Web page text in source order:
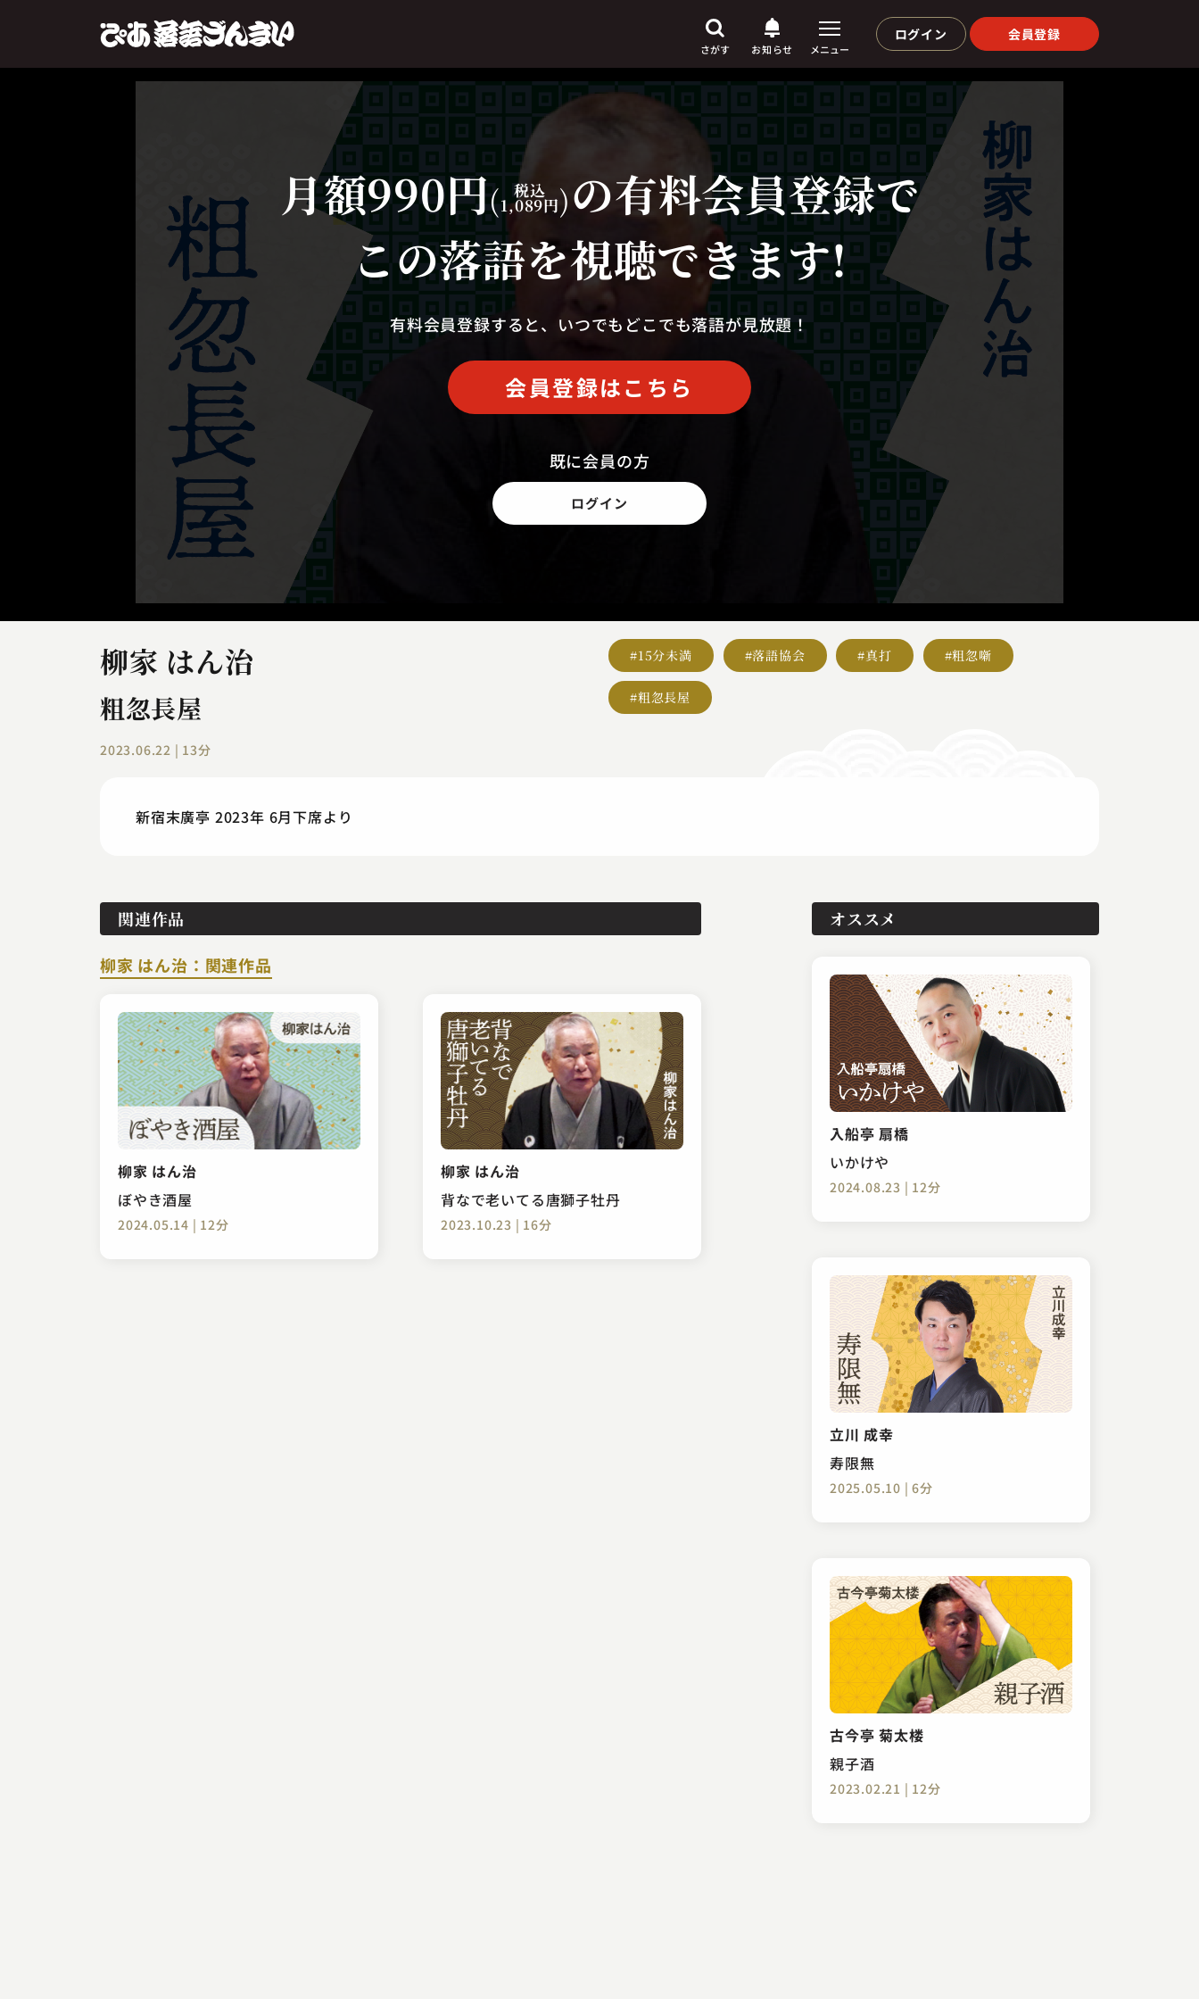
さがす
芸人からさがす
演目
上演時間からさがす
お知らせ メニュー
ログイン 会員登録
月額990円( 税込
1,089円)の有料会員登録で
この落語を視聴できます!
有料会員登録すると、いつでもどこでも落語が見放題！
会員登録はこちら
既に会員の方
ログイン
柳家 はん治
粗忽長屋
2023.06.22 | 13分
#15分未満 #落語協会 #真打 #粗忽噺
#粗忽長屋
新宿末廣亭 2023年 6月下席より
関連作品
柳家 はん治：関連作品
柳家 はん治
ぼやき酒屋
2024.05.14 | 12分
柳家 はん治
背なで老いてる唐獅子牡丹
2023.10.23 | 16分
オススメ
入船亭 扇橋
いかけや
2024.08.23 | 12分
立川 成幸
寿限無
2025.05.10 | 6分
古今亭 菊太楼
親子酒
2023.02.21 | 12分